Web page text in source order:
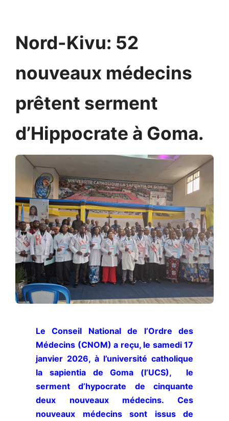
Nord-Kivu: 52
nouveaux médecins
prêtent serment
d’Hippocrate à Goma.
Le Conseil National de l’Ordre des
Médecins (CNOM) a reçu, le samedi 17
janvier 2026, à l’université catholique
la sapientia de Goma (l’UCS), le
serment d’hypocrate de cinquante
deux nouveaux médecins. Ces
nouveaux médecins sont issus de